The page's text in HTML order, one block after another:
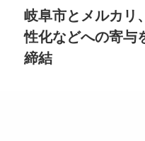
岐阜市とメルカ
性化などへの寄与
締結